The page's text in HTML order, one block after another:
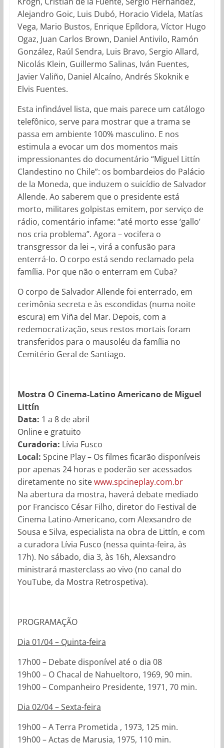
Alejandro Goic, Luis Dubó, Horacio Videla, Matías
Vega, Mario Bustos, Enrique Epíldora, Víctor Hugo
Ogaz, Juan Carlos Brown, Daniel Antivilo, Ramón
González, Raúl Sendra, Luis Bravo, Sergio Allard,
Nicolás Klein, Guillermo Salinas, Iván Fuentes,
Javier Valiño, Daniel Alcaíno, Andrés Skoknik e
Elvis Fuentes.
Esta infindável lista, que mais parece um catálogo
telefônico, serve para mostrar que a trama se
passa em ambiente 100% masculino. E nos
estimula a evocar um dos momentos mais
impressionantes do documentário “Miguel Littín
Clandestino no Chile”: os bombardeios do Palácio
de la Moneda, que induzem o suicídio de Salvador
Allende. Ao saberem que o presidente está
morto, militares golpistas emitem, por serviço de
rádio, comentário infame: “até morto esse ‘gallo’
nos cria problema”. Agora – vocifera o
transgressor da lei –, virá a confusão para
enterrá-lo. O corpo está sendo reclamado pela
família. Por que não o enterram em Cuba?
O corpo de Salvador Allende foi enterrado, em
cerimônia secreta e às escondidas (numa noite
escura) em Viña del Mar. Depois, com a
redemocratização, seus restos mortais foram
transferidos para o mausoléu da família no
Cemitério Geral de Santiago.
Mostra O Cinema-Latino Americano de Miguel
Littín
Data: 1 a 8 de abril
Online e gratuito
Curadoria: Lívia Fusco
Local: Spcine Play – Os filmes ficarão disponíveis
por apenas 24 horas e poderão ser acessados
diretamente no sitewww.spcineplay.com.br
Na abertura da mostra, haverá debate mediado
por Francisco César Filho, diretor do Festival de
Cinema Latino-Americano, com Alexsandro de
Sousa e Silva, especialista na obra de Littín, e com
a curadora Lívia Fusco (nessa quinta-feira, às
17h). No sábado, dia 3, às 16h, Alexsandro
ministrará masterclass ao vivo (no canal do
YouTube, da Mostra Retrospetiva).
PROGRAMAÇÃO
Dia 01/04 – Quinta-feira
17h00 – Debate disponível até o dia 08
19h00 – O Chacal de Nahueltoro, 1969, 90 min.
19h00 – Companheiro Presidente, 1971, 70 min.
Dia 02/04 – Sexta-feira
19h00 – A Terra Prometida , 1973, 125 min.
19h00 – Actas de Marusia, 1975, 110 min.